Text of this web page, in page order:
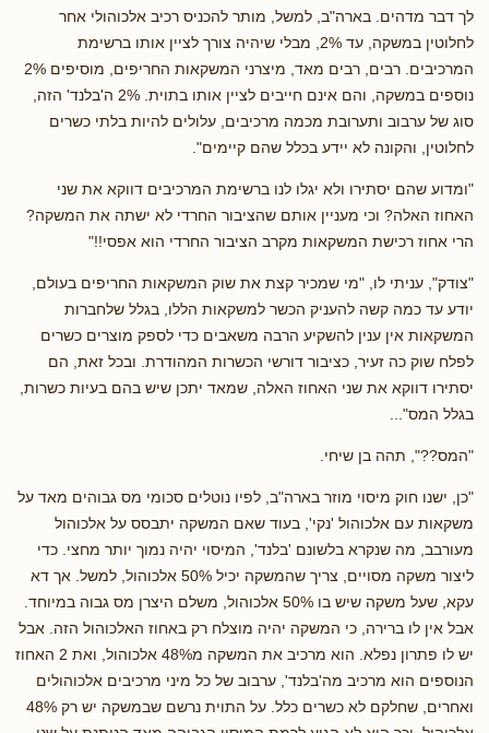
לך דבר מדהים. בארה"ב, למשל, מותר להכניס רכיב אלכוהולי אחר
לחלוטין במשקה, עד 2%, מבלי שיהיה צורך לציין אותו ברשימת
המרכיבים. רבים, רבים מאד, מיצרני המשקאות החריפים, מוסיפים 2%
נוספים במשקה, והם אינם חייבים לציין אותו בתוית. 2% ה'בלנד' הזה,
סוג של ערבוב ותערובת מכמה מרכיבים, עלולים להיות בלתי כשרים
לחלוטין, והקונה לא יידע בכלל שהם קיימים".
"ומדוע שהם יסתירו ולא יגלו לנו ברשימת המרכיבים דווקא את שני
האחוז האלה? וכי מעניין אותם שהציבור החרדי לא ישתה את המשקה?
הרי אחוז רכישת המשקאות מקרב הציבור החרדי הוא אפסי!!"
"צודק", עניתי לו, "מי שמכיר קצת את שוק המשקאות החריפים בעולם,
יודע עד כמה קשה להעניק הכשר למשקאות הללו, בגלל שלחברות
המשקאות אין ענין להשקיע הרבה משאבים כדי לספק מוצרים כשרים
לפלח שוק כה זעיר, כציבור דורשי הכשרות המהודרת. ובכל זאת, הם
יסתירו דווקא את שני האחוז האלה, שמאד יתכן שיש בהם בעיות כשרות,
בגלל המס"...
"המס??", תהה בן שיחי.
"כן, ישנו חוק מיסוי מוזר בארה"ב, לפיו נוטלים סכומי מס גבוהים מאד על
משקאות עם אלכוהול 'נקי', בעוד שאם המשקה יתבסס על אלכוהול
מעורבב, מה שנקרא בלשונם 'בלנד', המיסוי יהיה נמוך יותר מחצי. כדי
ליצור משקה מסויים, צריך שהמשקה יכיל 50% אלכוהול, למשל. אך דא
עקא, שעל משקה שיש בו 50% אלכוהול, משלם היצרן מס גבוה במיוחד.
אבל אין לו ברירה, כי המשקה יהיה מוצלח רק באחוז האלכוהול הזה. אבל
יש לו פתרון נפלא. הוא מרכיב את המשקה מ48% אלכוהול, ואת 2 האחוז
הנוספים הוא מרכיב מה'בלנד', ערבוב של כל מיני מרכיבים אלכוהולים
ואחרים, שחלקם לא כשרים כלל. על התוית נרשם שבמשקה יש רק 48%